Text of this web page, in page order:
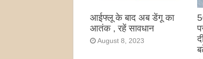
आईफ्लू के बाद अब डेंगू का
आतंक , रहें सावधान
August 8, 2023